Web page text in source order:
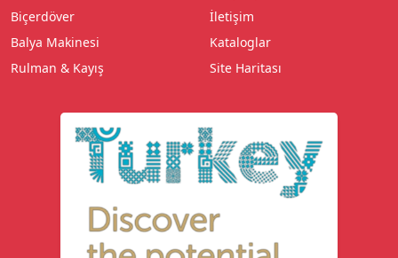
Biçerdöver
Balya Makinesi
Rulman & Kayış
İletişim
Kataloglar
Site Haritası